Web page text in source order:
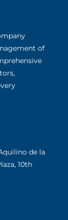
of
de la
10th